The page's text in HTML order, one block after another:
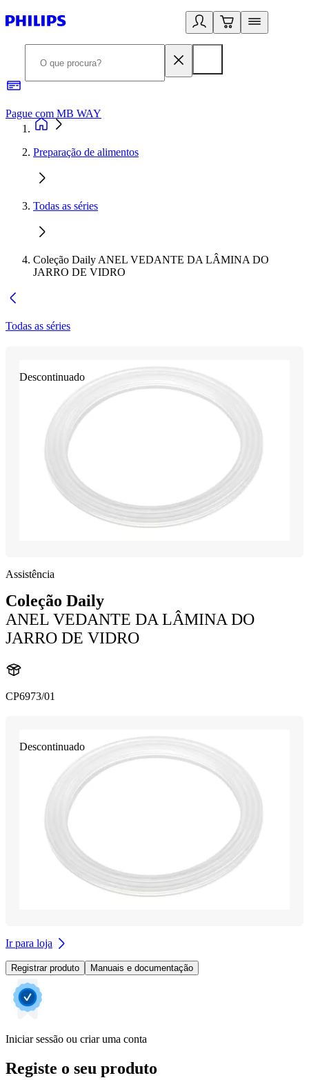
Pague com MB WAY
Preparação de alimentos
Todas as séries
Coleção Daily ANEL VEDANTE DA LÂMINA DO
JARRO DE VIDRO
Todas as séries
Descontinuado
Assistência
Coleção Daily
ANEL VEDANTE DA LÂMINA DO
JARRO DE VIDRO
CP6973/01
Descontinuado
Ir para loja
Registrar produto Manuais e documentação
Iniciar sessão ou criar uma conta
Registe o seu produto